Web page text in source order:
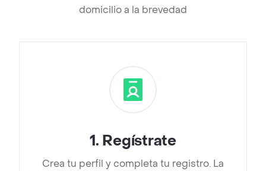
domicilio a la brevedad
1. Regístrate
Crea tu perfil y completa tu registro. La